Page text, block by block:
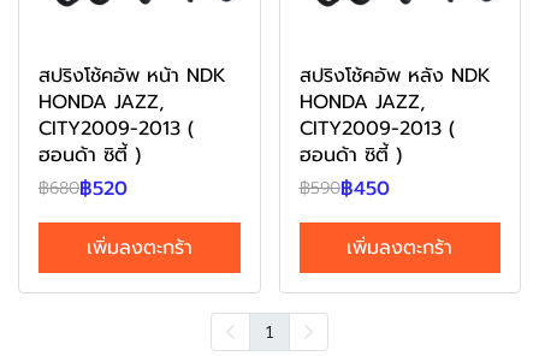
สปริงโช้คอัพ หน้า NDK
HONDA JAZZ,
CITY2009-2013 (
ฮอนด้า ซิตี้ )
฿680฿520
เพิ่มลงตะกร้า
สปริงโช้คอัพ หลัง NDK
HONDA JAZZ,
CITY2009-2013 (
ฮอนด้า ซิตี้ )
฿590฿450
เพิ่มลงตะกร้า
1